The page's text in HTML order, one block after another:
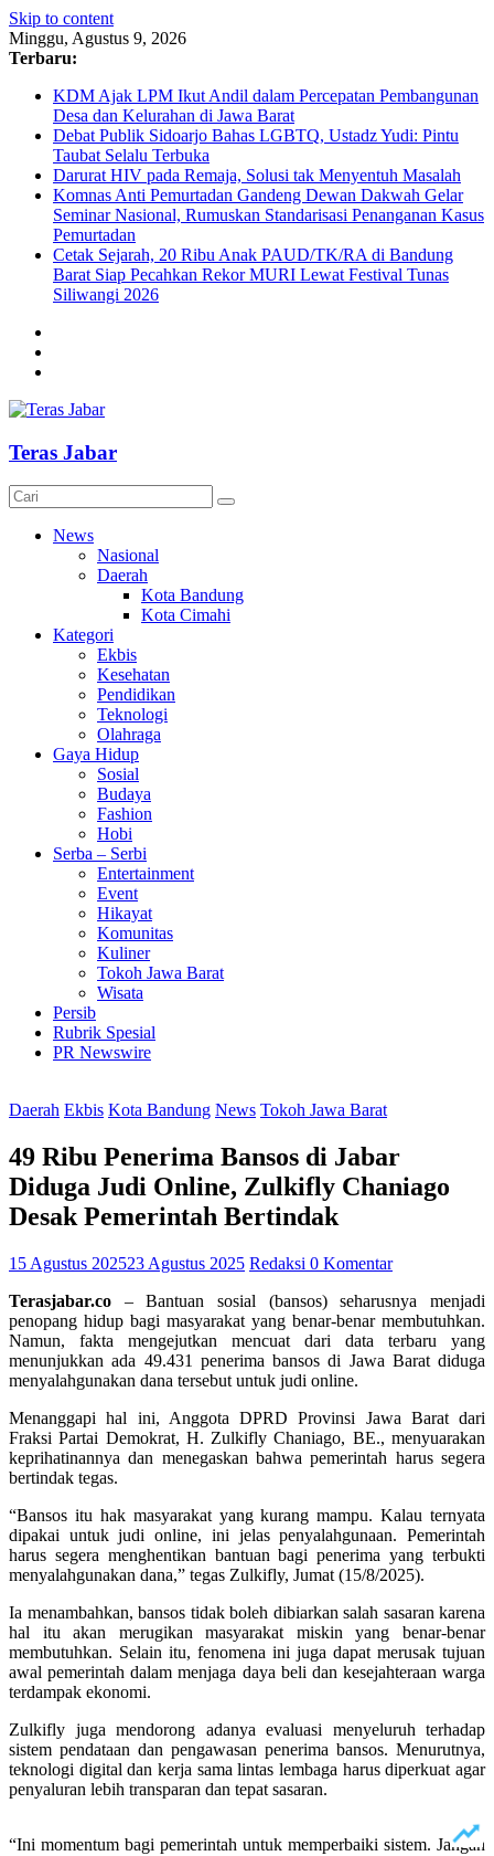
Skip to content
Minggu, Agustus 9, 2026
Terbaru:
KDM Ajak LPM Ikut Andil dalam Percepatan Pembangunan
Desa dan Kelurahan di Jawa Barat
Debat Publik Sidoarjo Bahas LGBTQ, Ustadz Yudi: Pintu
Taubat Selalu Terbuka
Darurat HIV pada Remaja, Solusi tak Menyentuh Masalah
Komnas Anti Pemurtadan Gandeng Dewan Dakwah Gelar
Seminar Nasional, Rumuskan Standarisasi Penanganan Kasus
Pemurtadan
Cetak Sejarah, 20 Ribu Anak PAUD/TK/RA di Bandung
Barat Siap Pecahkan Rekor MURI Lewat Festival Tunas
Siliwangi 2026
Teras Jabar
News
Nasional
Daerah
Kota Bandung
Kota Cimahi
Kategori
Ekbis
Kesehatan
Pendidikan
Teknologi
Olahraga
Gaya Hidup
Sosial
Budaya
Fashion
Hobi
Serba – Serbi
Entertainment
Event
Hikayat
Komunitas
Kuliner
Tokoh Jawa Barat
Wisata
Persib
Rubrik Spesial
PR Newswire
Daerah Ekbis Kota Bandung News Tokoh Jawa Barat
49 Ribu Penerima Bansos di Jabar
Diduga Judi Online, Zulkifly Chaniago
Desak Pemerintah Bertindak
15 Agustus 202523 Agustus 2025 Redaksi 0 Komentar
Terasjabar.co – Bantuan sosial (bansos) seharusnya menjadi
penopang hidup bagi masyarakat yang benar-benar membutuhkan.
Namun, fakta mengejutkan mencuat dari data terbaru yang
menunjukkan ada 49.431 penerima bansos di Jawa Barat diduga
menyalahgunakan dana tersebut untuk judi online.
Menanggapi hal ini, Anggota DPRD Provinsi Jawa Barat dari
Fraksi Partai Demokrat, H. Zulkifly Chaniago, BE., menyuarakan
keprihatinannya dan menegaskan bahwa pemerintah harus segera
bertindak tegas.
“Bansos itu hak masyarakat yang kurang mampu. Kalau ternyata
dipakai untuk judi online, ini jelas penyalahgunaan. Pemerintah
harus segera menghentikan bantuan bagi penerima yang terbukti
menyalahgunakan dana,” tegas Zulkifly, Jumat (15/8/2025).
Ia menambahkan, bansos tidak boleh dibiarkan salah sasaran karena
hal itu akan merugikan masyarakat miskin yang benar-benar
membutuhkan. Selain itu, fenomena ini juga dapat merusak tujuan
awal pemerintah dalam menjaga daya beli dan kesejahteraan warga
terdampak ekonomi.
Zulkifly juga mendorong adanya evaluasi menyeluruh terhadap
sistem pendataan dan pengawasan penerima bansos. Menurutnya,
teknologi digital dan kerja sama lintas lembaga harus diperkuat agar
penyaluran lebih transparan dan tepat sasaran.
“Ini momentum bagi pemerintah untuk memperbaiki sistem. Jangan